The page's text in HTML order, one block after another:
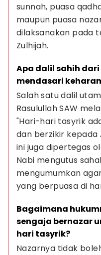
sunnah, puasa
maupun puasa
dilaksanakan pada
Zulhijah.
Apa dalil sahih dari
mendasari
Salah satu dalil
Rasulullah SAW
"Hari-hari tasyrik
dan berzikir kepada
ini juga dipertegas
Nabi mengutus
mengumumkan
yang berpuasa di
Bagaimana
sengaja bernazar
hari tasyrik?
Nazarnya tidak